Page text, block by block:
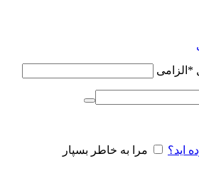
* الزامی
اید؟ مرا به خاطر بسپار